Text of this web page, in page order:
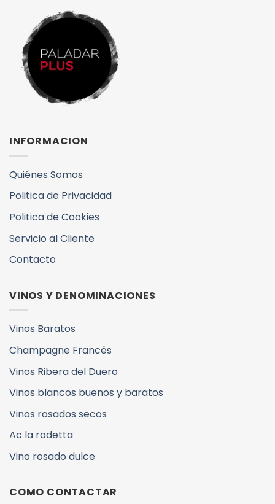
INFORMACION
Quiénes Somos
Politica de Privacidad
Politica de Cookies
Servicio al Cliente
Contacto
VINOS Y DENOMINACIONES
Vinos Baratos
Champagne Francés
Vinos Ribera del Duero
Vinos blancos buenos y baratos
Vinos rosados secos
Ac la rodetta
Vino rosado dulce
COMO CONTACTAR